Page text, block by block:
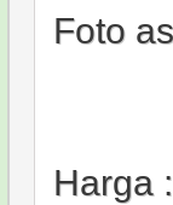
Foto
Harga